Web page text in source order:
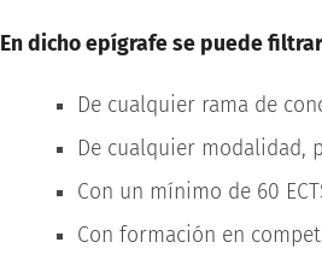
En dicho epígrafe se puede
De cualquier rama de
De cualquier modalidad,
Con un mínimo de 60
Con formación en